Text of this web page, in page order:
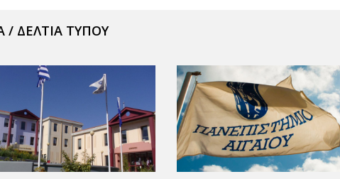
/ ΔΕΛΤΙΑ ΤΥΠΟΥ